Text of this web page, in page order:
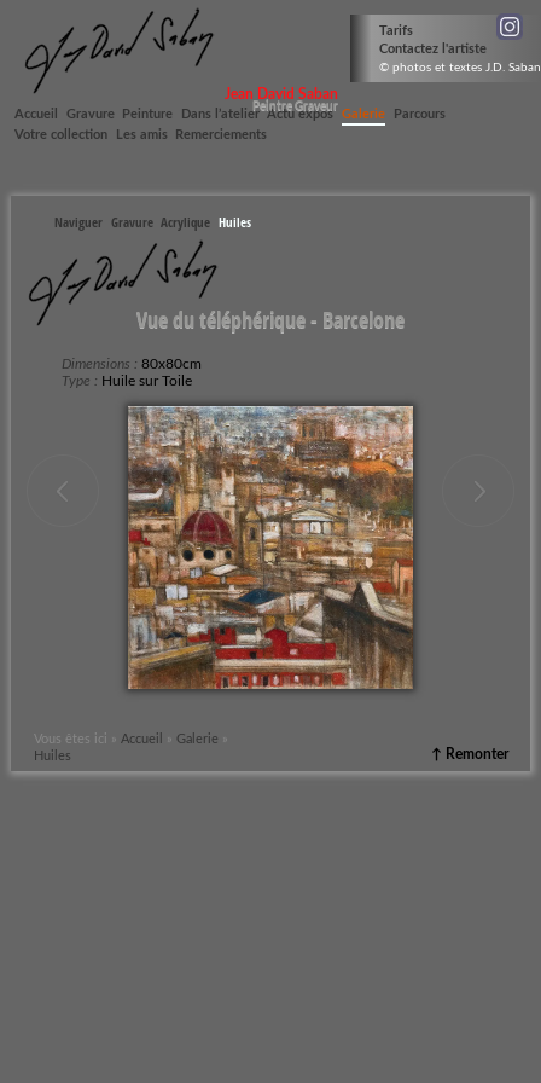
Jean David Saban
Peintre Graveur
Accueil Gravure Peinture Dans l’atelier Actu expos Galerie
Parcours
Votre collection
Les amis Remerciements
Tarifs
Contactez l'artiste
© photos et textes J.D. Saban
Vous êtes ici » Accueil » Galerie »
Huiles
Naviguer Gravure Acrylique Huiles
Vue du téléphérique - Barcelone
Dimensions : 80x80cm
Type : Huile sur Toile
↑ Remonter